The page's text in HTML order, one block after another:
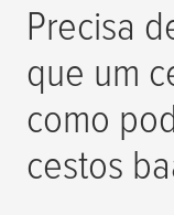
Precisa
que um
como
cestos